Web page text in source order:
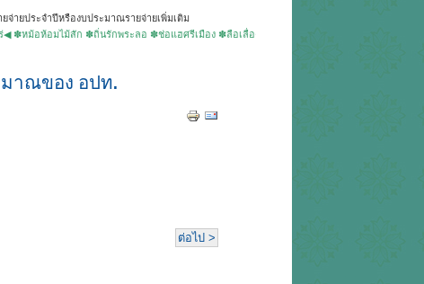
ายประจำปีหรืองบประมาณรายจ่ายเพิ่มเติม
อมไม้สัก ✽ถิ่นรักพระลอ ✽ช่อแฮศรีเมือง ✽ลือเลื่องแพะเมืองผี ✽คนแพร่นี้ใจงาม ▶ยินดีต้อนรับเข้าสู่
มาณของ อปท.
ต่อไป >